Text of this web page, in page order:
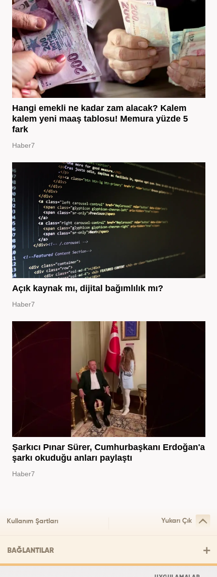
Hangi emekli ne kadar zam alacak? Kalem
kalem yeni maaş tablosu! Memura yüzde 5
fark
Haber7
Açık kaynak mı, dijital bağımlılık mı?
Haber7
Şarkıcı Pınar Sürer, Cumhurbaşkanı Erdoğan'a
şarkı okuduğu anları paylaştı
Haber7
Kullanım Şartları Yukarı Çık
BAĞLANTILAR